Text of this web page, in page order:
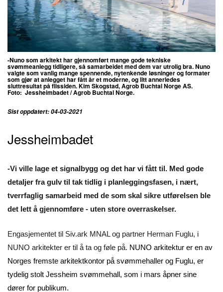
-Nuno som arkitekt har gjennomført mange gode tekniske
svømmeanlegg tidligere, så samarbeidet med dem var utrolig bra. Nuno
valgte som vanlig mange spennende, nytenkende løsninger og formater
som gjør at anlegget har fått år et moderne, og litt annerledes
sluttresultat på flissiden. Kim Skogstad, Agrob Buchtal Norge AS.
Foto: Jessheimbadet /Agrob Buchtal Norge.
Sist oppdatert: 04-03-2021
Jessheimbadet
-Vi ville lage et signalbygg og det har vi fått til. Med gode
detaljer fra gulv til tak tidlig i planleggingsfasen, i nært,
tverrfaglig samarbeid med de som skal sikre utførelsen ble
det lett å gjennomføre - uten store overraskelser.
Engasjementet til Siv.ark MNAL og partner Herman Fuglu, i
NUNO arkitekter er til å ta og føle på. NUNO arkitektur er en av
Norges fremste arkitektkontor på svømmehaller og Fuglu, er
tydelig stolt Jessheim svømmehall, som i mars åpner sine
dører for publikum.